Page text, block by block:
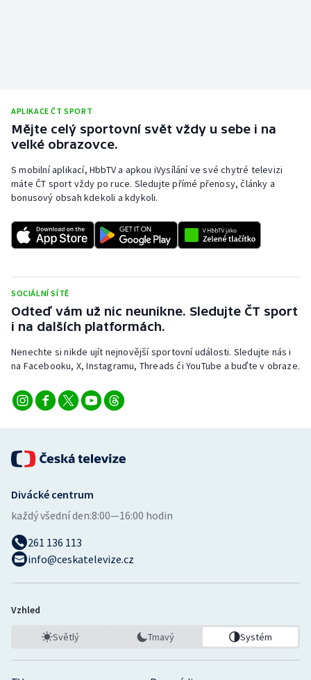
Veslování
Vodní slalom
Volejbal
Ostatní
APLIKACE ČT SPORT
Mějte celý sportovní svět vždy u sebe i na
velké obrazovce.
S mobilní aplikací, HbbTV a apkou iVysílání ve své chytré televizi
máte ČT sport vždy po ruce. Sledujte přímé přenosy, články a
bonusový obsah kdekoli a kdykoli.
SOCIÁLNÍ SÍTĚ
Odteď vám už nic neunikne. Sledujte ČT sport
i na dalších platformách.
Nenechte si nikde ujít nejnovější sportovní události. Sledujte nás i
na Facebooku, X, Instagramu, Threads či YouTube a buďte v obraze.
Divácké centrum
každý všední den:8:00—16:00 hodin
261 136 113
info@ceskatelevize.cz
Vzhled
Světlý Tmavý Systém